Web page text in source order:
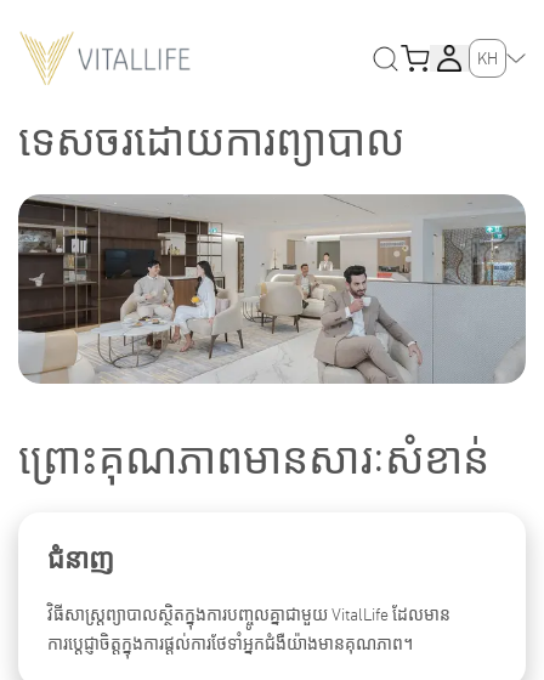
KH
ទេសចរដោយការព្យាបាល
ព្រោះគុណភាពមានសារៈសំខាន់
ជំនាញ
វិធីសាស្ត្រព្យាបាលស្ថិតក្នុងការបញ្ចូលគ្នាជាមួយ VitalLife ដែលមាន
ការប្តេជ្ញាចិត្តក្នុងការផ្តល់ការថែទាំអ្នកជំងឺយ៉ាងមានគុណភាព។